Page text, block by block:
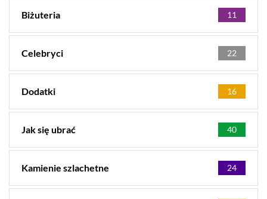
Biżuteria 11
Celebryci 22
Dodatki 16
Jak się ubrać 40
Kamienie szlachetne 24